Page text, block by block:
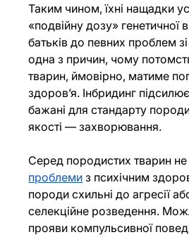
Таким чином, їхні нащадки
«подвійну дозу» генетичної
батьків до певних проблем
одна з причин, чому
тварин, ймовірно, матиме
здоров’я. Інбридинг
бажані для стандарту
якості — захворювання.
Серед породистих тварин не
проблеми з психічним
породи схильні до агресії
селекційне розведення.
прояви компульсивної